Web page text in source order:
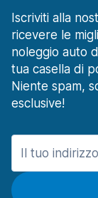
Iscriviti alla
ricevere le
noleggio auto
tua casella di
Niente spam,
esclusive!